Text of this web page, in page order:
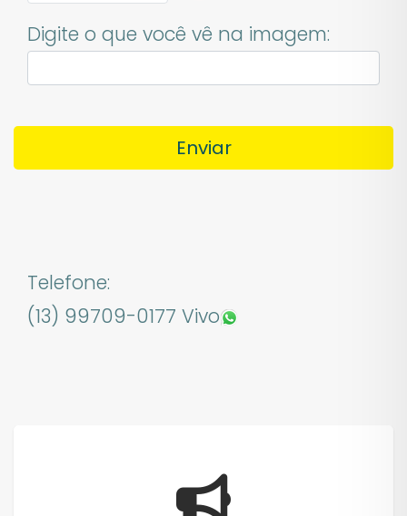
Digite o que você vê na imagem:
Telefone:
(13) 99709-0177 Vivo